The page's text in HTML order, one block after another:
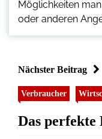
Möglichkeiten
oder anderen
Nächster Beitrag
Verbraucher
Das perfekte